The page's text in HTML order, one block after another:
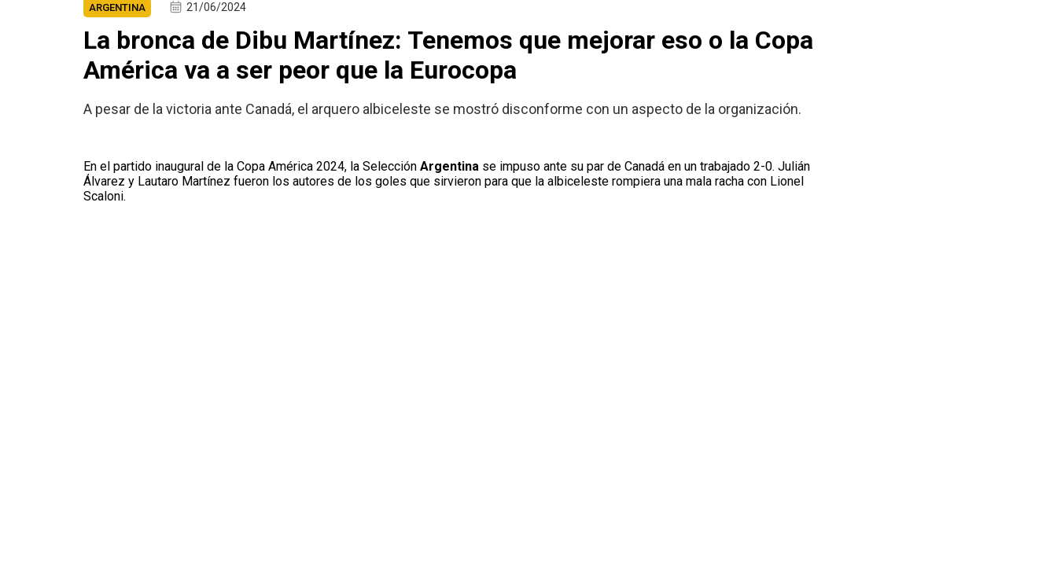
ARGENTINA 21/06/2024
La bronca de Dibu Martínez: Tenemos que mejorar eso o la Copa
América va a ser peor que la Eurocopa
A pesar de la victoria ante Canadá, el arquero albiceleste se mostró disconforme con un aspecto de la organización.
En el partido inaugural de la Copa América 2024, la SelecciónArgentinase impuso ante su par de Canadá en un trabajado 2-0. Julián
Álvarez y Lautaro Martínez fueron los autores de los goles que sirvieron para que la albiceleste rompiera una mala racha con Lionel
Scaloni.